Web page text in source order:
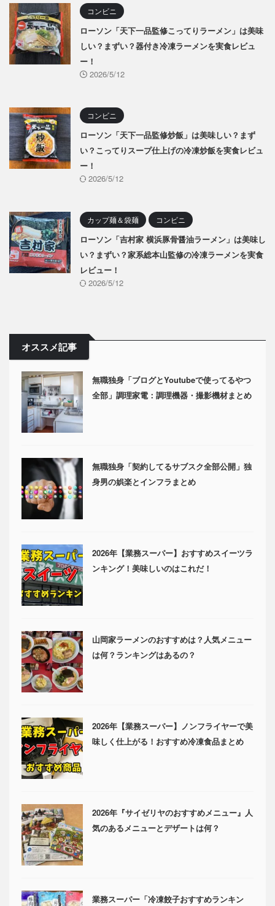
コンビニ
ローソン「天下一品監修こってりラーメン」は美味
しい？まずい？器付き冷凍ラーメンを実食レビュ
ー！
2026/5/12
コンビニ
ローソン「天下一品監修炒飯」は美味しい？まず
い？こってりスープ仕上げの冷凍炒飯を実食レビュ
ー！
2026/5/12
カップ麺＆袋麺 コンビニ
ローソン「吉村家 横浜豚骨醤油ラーメン」は美味し
い？まずい？家系総本山監修の冷凍ラーメンを実食
レビュー！
2026/5/12
オススメ記事
無職独身「ブログとYoutubeで使ってるやつ
全部」調理家電：調理機器・撮影機材まとめ
無職独身「契約してるサブスク全部公開」独
身男の娯楽とインフラまとめ
2026年【業務スーパー】おすすめスイーツラ
ンキング！美味しいのはこれだ！
山岡家ラーメンのおすすめは？人気メニュー
は何？ランキングはあるの？
2026年【業務スーパー】ノンフライヤーで美
味しく仕上がる！おすすめ冷凍食品まとめ
2026年『サイゼリヤのおすすめメニュー』人
気のあるメニューとデザートは何？
業務スーパー「冷凍餃子おすすめランキン